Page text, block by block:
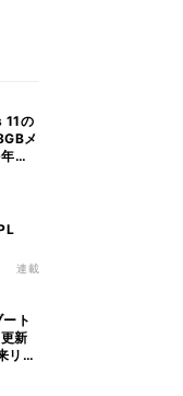
の
メ
内
連載
ト
新
リス